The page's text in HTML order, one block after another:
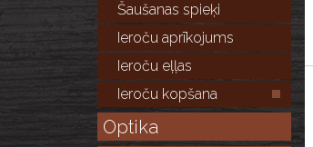
Šaušanas spieķi
Ieroču aprīkojums
Ieroču eļļas
Ieroču kopšana
Optika